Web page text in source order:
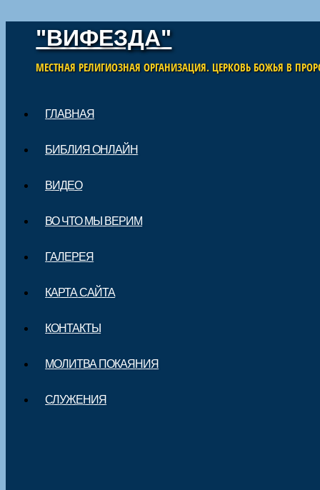
"ВИФЕЗДА"
МЕСТНАЯ РЕЛИГИОЗНАЯ ОРГАНИЗАЦИЯ. ЦЕРКОВЬ БОЖЬЯ В
Main menu
ГЛАВНАЯ
БИБЛИЯ ОНЛАЙН
ВИДЕО
ВО ЧТО МЫ ВЕРИМ
ГАЛЕРЕЯ
КАРТА САЙТА
КОНТАКТЫ
МОЛИТВА ПОКАЯНИЯ
СЛУЖЕНИЯ